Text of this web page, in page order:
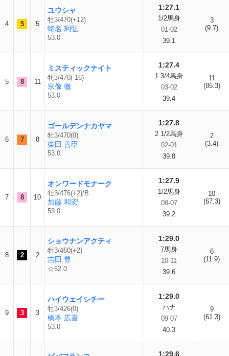
4 5 5
ユウシャ
牡3/470(+12)
蛯名 利弘
53.0
1:27.1
1/2馬身
01-02
39.1
3
(9.7)
5 8 11
ミスティックナイト
牝3/470(-16)
宗像 徹
53.0
1:27.4
1 3/4馬身
03-02
39.4
11
(85.3)
6 7 8
ゴールデンナカヤマ
牡3/470(0)
柴田 善臣
53.0
1:27.8
2 1/2馬身
02-01
39.8
2
(3.4)
7 8 10
オンワードモナーク
牡3/476(+2)/B
加藤 和宏
53.0
1:27.9
1/2馬身
08-07
39.2
10
(67.3)
8 2 2
ショウナンアクティ
牡3/460(+2)
吉田 豊
☆52.0
1:29.0
7馬身
10-11
39.6
6
(11.9)
9 3 3
ハイウェイシチー
牡3/426(0)
橋本 広喜
53.0
1:29.0
ハナ
09-07
40.3
9
(61.3)
1:29.6